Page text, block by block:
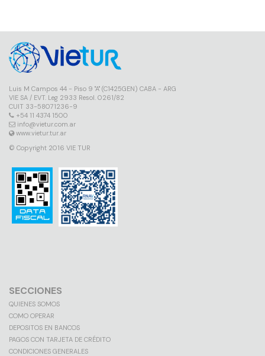
Luis M Campos 44 - Piso 9 "A" (C1425GEN) CABA - ARG
VIE SA / EVT. Leg 2933 Resol. 0261/82
CUIT 33-58071236-9
+54 11 4374 1500
info@vietur.com.ar
www.vietur.tur.ar
© Copyright 2016 VIE TUR
SECCIONES
QUIENES SOMOS
COMO OPERAR
DEPOSITOS EN BANCOS
PAGOS CON TARJETA DE CRÉDITO
CONDICIONES GENERALES